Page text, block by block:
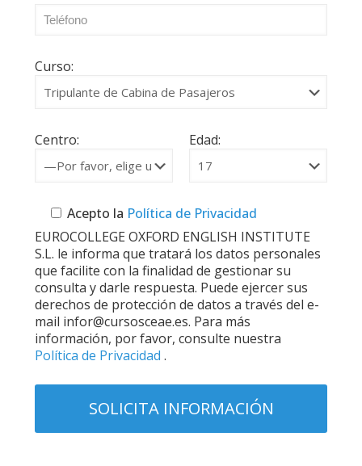
Curso:
Centro: Edad:
Acepto la Política de Privacidad
EUROCOLLEGE OXFORD ENGLISH INSTITUTE
S.L. le informa que tratará los datos personales
que facilite con la finalidad de gestionar su
consulta y darle respuesta. Puede ejercer sus
derechos de protección de datos a través del e-
mail infor@cursosceae.es. Para más
información, por favor, consulte nuestra
Política de Privacidad .